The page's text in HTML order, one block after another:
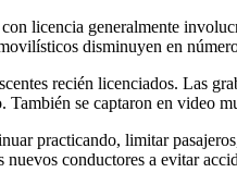
licencia generalmente
disminuyen en
recién licenciados. Las
se captaron en video
practicando, limitar
conductores a evitar